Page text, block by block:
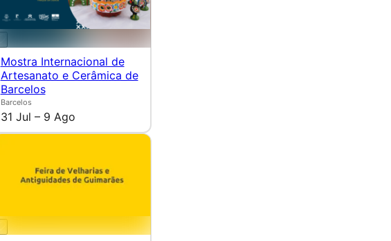
Mostra Internacional de
Artesanato e Cerâmica de
Barcelos
Barcelos
31 Jul – 9 Ago